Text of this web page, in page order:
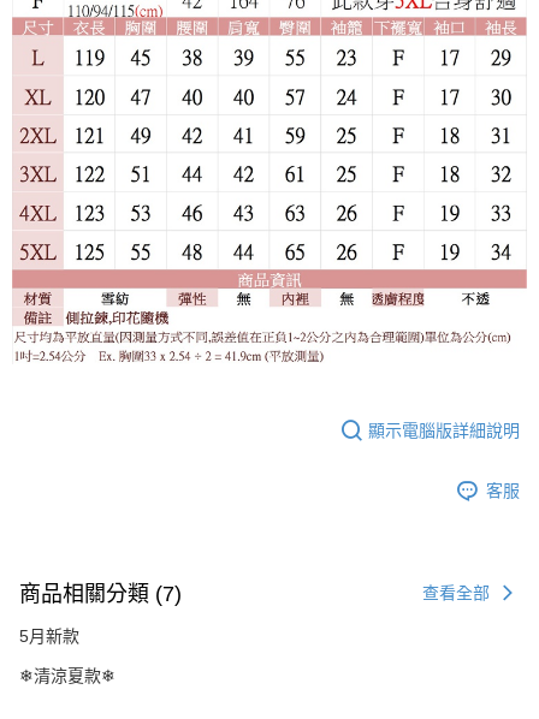
顯示電腦版詳細說明
客服
商品相關分類 (7) 查看全部
5月新款
❄清涼夏款❄